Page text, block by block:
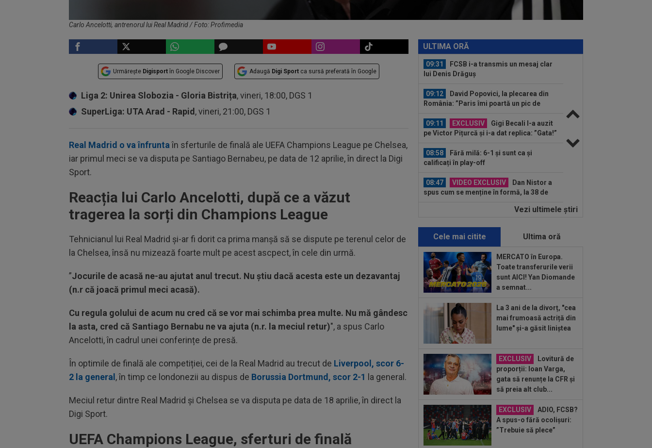
Carlo Ancelotti, antrenorul lui Real Madrid / Foto: Profimedia
Urmărește Digisport în Google Discover Adaugă Digi Sport ca sursă preferată în Google
Liga 2: Unirea Slobozia - Gloria Bistrița, vineri, 18:00, DGS 1
SuperLiga: UTA Arad - Rapid , vineri, 21:00, DGS 1
Real Madrid o va înfruntaîn sferturile de finală ale UEFA Champions League pe Chelsea,
iar primul meci se va disputa pe Santiago Bernabeu, pe data de 12 aprilie, în direct la Digi
Sport.
Reacția lui Carlo Ancelotti, după ce a văzut
tragerea la sorți din Champions League
Tehnicianul lui Real Madrid și-ar fi dorit ca prima manșă să se dispute pe terenul celor de
la Chelsea, însă nu mizează foarte mult pe acest ascpect, în cele din urmă.
”Jocurile de acasă ne-au ajutat anul trecut. Nu știu dacă acesta este un dezavantaj
(n.r că joacă primul meci acasă).
Cu regula golului de acum nu cred că se vor mai schimba prea multe. Nu mă gândesc
la asta, cred că Santiago Bernabu ne va ajuta (n.r. la meciul retur)", a spus Carlo
Ancelotti, în cadrul unei conferințe de presă.
În optimile de finală ale competiției, cei de la Real Madrid au trecut de Liverpool, scor 6-
2 la general , în timp ce londonezii au dispus de Borussia Dortmund, scor 2-1 la general.
Meciul retur dintre Real Madrid și Chelsea se va disputa pe data de 18 aprilie, în direct la
Digi Sport.
UEFA Champions League, sferturi de finală
ULTIMA ORĂ
Conducerea
ce Vinicius Jr. și-a prelungit contractul
cu...
09:31
FCSB i-a transmis un mesaj clar
lui Denis Drăguș
09:12
David Popovici, la plecarea din
România: ”Paris îmi poartă un pic de
09:11
EXCLUSIV
Gigi Becali l-a auzit
pe Victor Pițurcă și i-a dat replica: ”Gata!”
08:58
Fără milă: 6-1 și sunt ca și
calificați în play-off
08:47 VIDEO EXCLUSIV
Dan Nistor a
spus cum se menține în formă, la 38 de
UTA - Rapid, LIVE VIDEO, ora
08:27
S-a încheiat ”telenovela”
transferului lui Julian Alvarez
08:26
Vinicius Junior, mesaj pentru
Florentino Perez și Jose Mourinho, după
ce a...
Rapidului a spus ce se va întâmpla cu
Jason Kodor, după ce atacantul...
09:35
Toni Kroos a scris 3 cuvinte, după
ce Vinicius Jr. și-a prelungit contractul
09:31
FCSB i-a transmis un mesaj clar
lui Denis Drăguș
09:12
David Popovici, la plecarea din
noroc”...
09:11
EXCLUSIV
Gigi Becali l-a auzit
pe Victor Pițurcă și i-a dat replica: ”Gata!”
Vezi ultimele ştiri
Cele mai citite Ultima oră
MERCATO în Europa.
Toate transferurile verii
sunt AICI! Yan Diomande
a semnat...
La 3 ani de la divorț, "cea
mai frumoasă actriță din
lume" și-a găsit liniștea
EXCLUSIV
Lovitură de
proporții: Ioan Varga,
gata să renunțe la CFR și
să preia alt club...
EXCLUSIV
ADIO, FCSB?
A spus-o fără ocolișuri:
”Trebuie să plece”